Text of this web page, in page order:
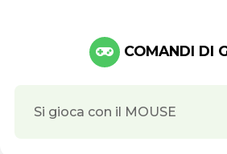
COMANDI DI
Si gioca con il MOUSE